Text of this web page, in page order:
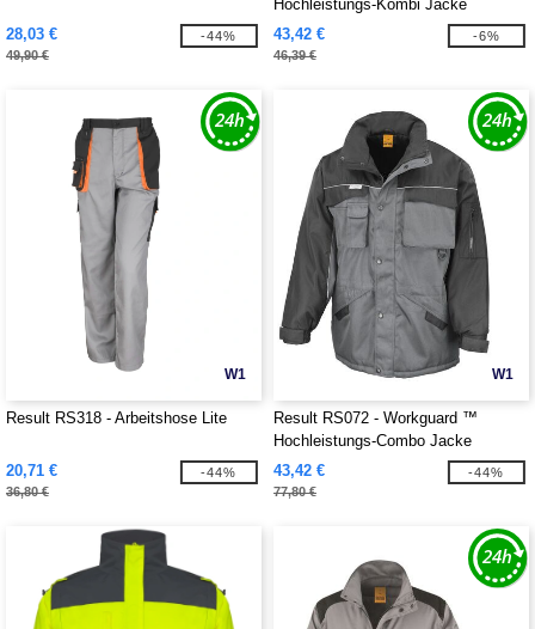
28,03 €
49,90 €
-44%
Hochleistungs-Kombi Jacke
43,42 €
46,39 €
-6%
W1
Result RS318 - Arbeitshose Lite
20,71 €
36,80 €
-44%
W1
Result RS072 - Workguard ™
Hochleistungs-Combo Jacke
43,42 €
77,80 €
-44%